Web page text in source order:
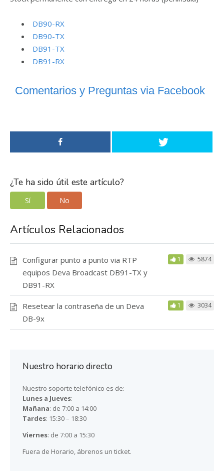
DB90-RX
DB90-TX
DB91-TX
DB91-RX
Comentarios y Preguntas via Facebook
¿Te ha sido útil este artículo?
Sí No
Artículos Relacionados
Configurar punto a punto via RTP
equipos Deva Broadcast DB91-TX y
DB91-RX
1 5874
Resetear la contraseña de un Deva
DB-9x
1 3034
Nuestro horario directo
Nuestro soporte telefónico es de:
Lunes a Jueves:
Mañana: de 7:00 a 14:00
Tardes: 15:30 – 18:30
Viernes: de 7:00 a 15:30
Fuera de Horario, ábrenos un ticket.